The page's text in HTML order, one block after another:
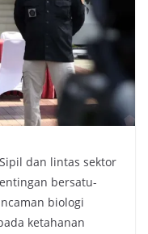
Sipil dan lintas sektor
bersatu-
biologi
ketahanan